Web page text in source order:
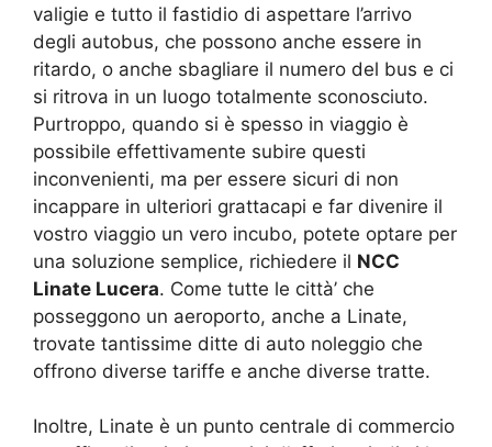
valigie e tutto il fastidio di aspettare l’arrivo
degli autobus, che possono anche essere in
ritardo, o anche sbagliare il numero del bus e ci
si ritrova in un luogo totalmente sconosciuto.
Purtroppo, quando si è spesso in viaggio è
possibile effettivamente subire questi
inconvenienti, ma per essere sicuri di non
incappare in ulteriori grattacapi e far divenire il
vostro viaggio un vero incubo, potete optare per
una soluzione semplice, richiedere il NCC
Linate Lucera. Come tutte le città’ che
posseggono un aeroporto, anche a Linate,
trovate tantissime ditte di auto noleggio che
offrono diverse tariffe e anche diverse tratte.
Inoltre, Linate è un punto centrale di commercio